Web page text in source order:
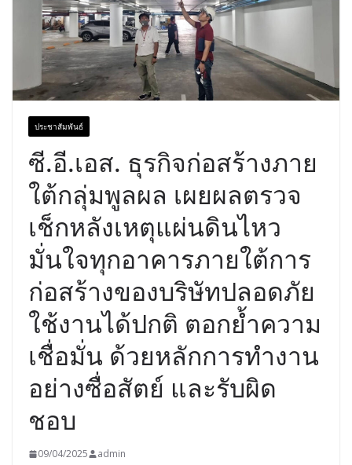
ประชาสัมพันธ์
ซี.อี.เอส. ธุรกิจก่อสร้างภาย
ใต้กลุ่มพูลผล เผยผลตรวจ
เช็กหลังเหตุแผ่นดินไหว
มั่นใจทุกอาคารภายใต้การ
ก่อสร้างของบริษัทปลอดภัย
ใช้งานได้ปกติ ตอกย้ำความ
เชื่อมั่น ด้วยหลักการทำงาน
อย่างซื่อสัตย์ และรับผิด
ชอบ
09/04/2025 admin